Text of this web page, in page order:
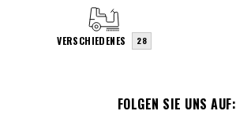
FOLGEN SIE UNS AUF:
VERSCHIEDENES 28